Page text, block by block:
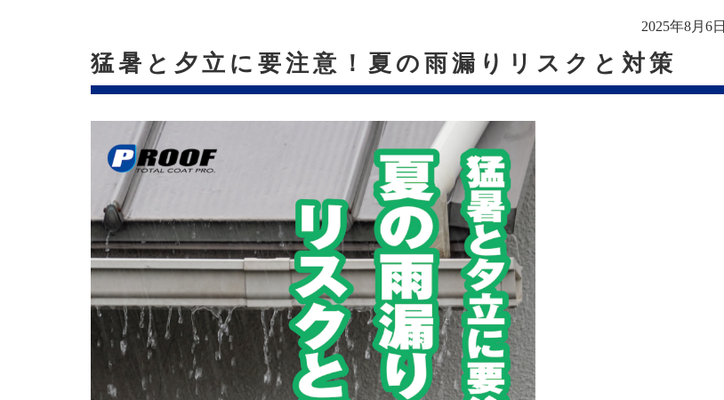
2025年8月6日
猛暑と夕立に要注意！夏の雨漏りリスクと対策